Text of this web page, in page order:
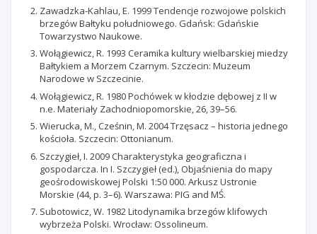
Zawadzka-Kahlau, E. 1999 Tendencje rozwojowe polskich
brzegów Bałtyku południowego. Gdańsk: Gdańskie
Towarzystwo Naukowe.
Wołągiewicz, R. 1993 Ceramika kultury wielbarskiej miedzy
Bałtykiem a Morzem Czarnym. Szczecin: Muzeum
Narodowe w Szczecinie.
Wołągiewicz, R. 1980 Pochówek w kłodzie dębowej z II w
n.e. Materiały Zachodniopomorskie, 26, 39–56.
Wierucka, M., Cześnin, M. 2004 Trzęsacz – historia jednego
kościoła. Szczecin: Ottonianum.
Szczygieł, I. 2009 Charakterystyka geograficzna i
gospodarcza. In I. Szczygieł (ed.), Objaśnienia do mapy
geośrodowiskowej Polski 1:50 000. Arkusz Ustronie
Morskie (44, p. 3–6). Warszawa: PIG and MŚ.
Subotowicz, W. 1982 Litodynamika brzegów klifowych
wybrzeża Polski. Wrocław: Ossolineum.